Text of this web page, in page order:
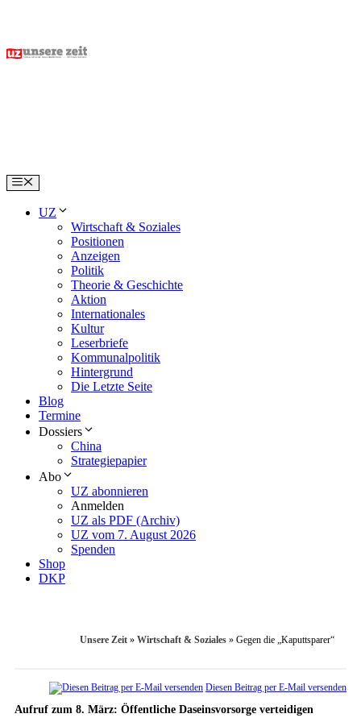
content
Menu
UZ
Wirtschaft & Soziales
Positionen
Anzeigen
Politik
Theorie & Geschichte
Aktion
Internationales
Kultur
Leserbriefe
Kommunalpolitik
Hintergrund
Die Letzte Seite
Blog
Termine
Dossiers
China
Strategiepapier
Abo
UZ abonnieren
Anmelden
UZ als PDF (Archiv)
UZ vom 7. August 2026
Spenden
Shop
DKP
Unsere Zeit » Wirtschaft & Soziales » Gegen die „Kaputtsparer“
Diesen Beitrag per E-Mail versenden
Aufruf zum 8. März: Öffentliche Daseinsvorsorge verteidigen